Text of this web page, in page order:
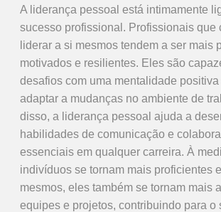
A liderança pessoal está intimamente
sucesso profissional. Profissionais que
liderar a si mesmos tendem a ser mais
motivados e resilientes. Eles são
desafios com uma mentalidade positiva
adaptar a mudanças no ambiente de
disso, a liderança pessoal ajuda a
habilidades de comunicação e
essenciais em qualquer carreira. À
indivíduos se tornam mais proficientes
mesmos, eles também se tornam mais
equipes e projetos, contribuindo para o